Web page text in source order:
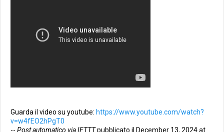
Guarda il video su youtube: https://www.youtube.com/watch?
v=w4fEO2hPgT0
-- Post automatico via IFTTTpubblicato il December 13, 2024 at